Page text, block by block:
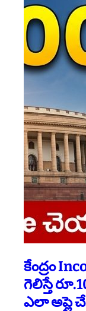
కేంద్రం
గెలిస్తే
ఎలా అప్లై